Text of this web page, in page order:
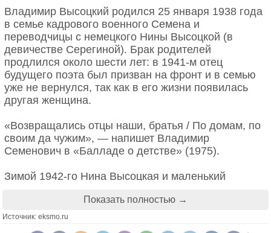
Владимир Высоцкий родился 25 января 1938 года
в семье кадрового военного Семена и
переводчицы с немецкого Нины Высоцкой (в
девичестве Серегиной). Брак родителей
продлился около шести лет: в 1941-м отец
будущего поэта был призван на фронт и в семью
уже не вернулся, так как в его жизни появилась
другая женщина.
«Возвращались отцы наши, братья / По домам, по
своим да чужим», — напишет Владимир
Семенович в «Балладе о детстве» (1975).
Зимой 1942-го Нина Высоцкая и маленький
Мальчик жил в приюте. Мать, работавшая в
несколько смен, часто навещала ребенка,
Показать полностью →
Источник: eksmo.ru